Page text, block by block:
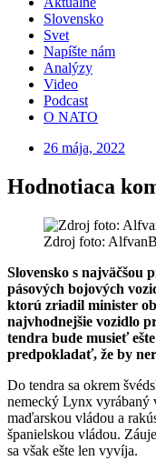
Slovensko
Svet
Napíšte nám
Analýzy
Video
Podcast
O NATO
26 mája, 2022
Hodnotiaca
Zdroj foto:
Slovensko s najväčšou
pásových bojových
ktorú zriadil minister
najvhodnejšie vozidlo
tendra bude musieť
predpokladať, že by
Do tendra sa okrem
nemecký Lynx vyrábaný
maďarskou vládou a
španielskou vládou.
sa však ešte len vyvíja.